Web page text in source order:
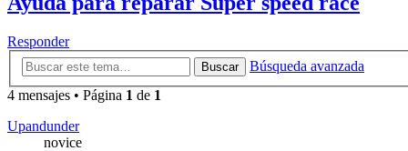
Responder
Buscar
Búsqueda avanzada
4 mensajes • Página 1 de 1
Upandunder
novice